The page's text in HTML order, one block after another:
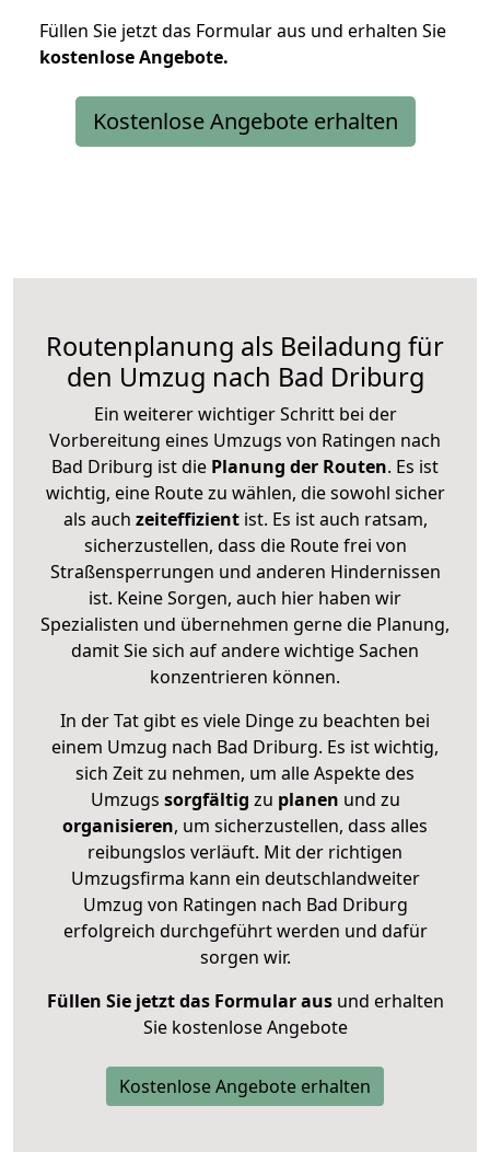
Füllen Sie jetzt das Formular aus und erhalten Sie
kostenloseAngebote.
Kostenlose Angebote erhalten
Routenplanung als Beiladung für
den Umzug nach Bad Driburg
Ein weiterer wichtiger Schritt bei der
Vorbereitung eines Umzugs von Ratingen nach
Bad Driburg ist die Planung der Routen. Es ist
wichtig, eine Route zu wählen, die sowohl sicher
als auch zeiteffizientist. Es ist auch ratsam,
sicherzustellen, dass die Route frei von
Straßensperrungen und anderen Hindernissen
ist. Keine Sorgen, auch hier haben wir
Spezialisten und übernehmen gerne die Planung,
damit Sie sich auf andere wichtige Sachen
konzentrieren können.
In der Tat gibt es viele Dinge zu beachten bei
einem Umzug nach Bad Driburg. Es ist wichtig,
sich Zeit zu nehmen, um alle Aspekte des
Umzugs sorgfältig zu planen und zu
organisieren, um sicherzustellen, dass alles
reibungslos verläuft. Mit der richtigen
Umzugsfirma kann ein deutschlandweiter
Umzug von Ratingen nach Bad Driburg
erfolgreich durchgeführt werden und dafür
sorgen wir.
Füllen Sie jetzt das Formular ausund erhalten
Sie kostenlose Angebote
Kostenlose Angebote erhalten